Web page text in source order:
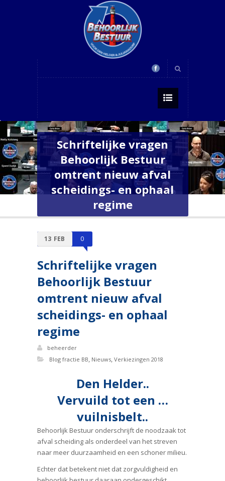
Schriftelijke vragen
Behoorlijk Bestuur
omtrent nieuw afval
scheidings- en ophaal
regime
13 FEB 0
Schriftelijke vragen
Behoorlijk Bestuur
omtrent nieuw afval
scheidings- en ophaal
regime
beheerder
Blog fractie BB, Nieuws, Verkiezingen 2018
Den Helder..
Vervuild tot een …
vuilnisbelt..
Behoorlijk Bestuur onderschrijft de noodzaak tot
afval scheiding als onderdeel van het streven
naar meer duurzaamheid en een schoner milieu.
Echter dat betekent niet dat zorgvuldigheid en